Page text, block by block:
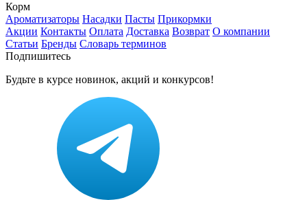
Корм
Ароматизаторы Насадки Пасты Прикормки
Акции Контакты Оплата Доставка Возврат О компании
Статьи Бренды Словарь терминов
Подпишитесь
Будьте в курсе новинок, акций и конкурсов!